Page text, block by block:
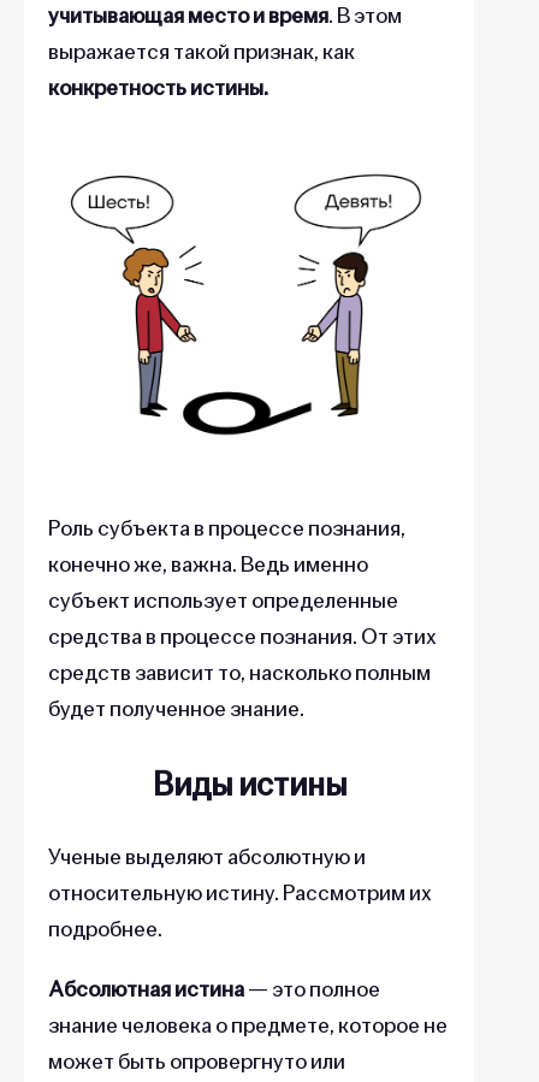
учитывающая место и время. В этом
выражается такой признак, как
конкретность истины.
Роль субъекта в процессе познания,
конечно же, важна. Ведь именно
субъект использует определенные
средства в процессе познания. От этих
средств зависит то, насколько полным
будет полученное знание.
Виды истины
Ученые выделяют абсолютную и
относительную истину. Рассмотрим их
подробнее.
Абсолютная истина— это полное
знание человека о предмете, которое не
может быть опровергнуто или